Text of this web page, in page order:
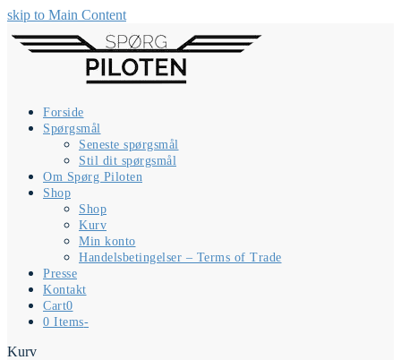
skip to Main Content
Forside
Spørgsmål
Seneste spørgsmål
Stil dit spørgsmål
Om Spørg Piloten
Shop
Shop
Kurv
Min konto
Handelsbetingelser – Terms of Trade
Presse
Kontakt
Cart0
0 Items-
Kurv